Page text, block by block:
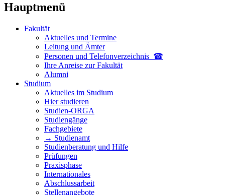
Hauptmenü
Fakultät
Aktuelles und Termine
Leitung und Ämter
Personen und Telefon­verzeichnis ☎
Ihre Anreise zur Fakultät
Alumni
Studium
Aktuelles im Studium
Hier studieren
Studien-ORGA
Studiengänge
Fachgebiete
→ Studienamt
Studienberatung und Hilfe
Prüfungen
Praxisphase
Internationales
Abschlussarbeit
Stellenangebote